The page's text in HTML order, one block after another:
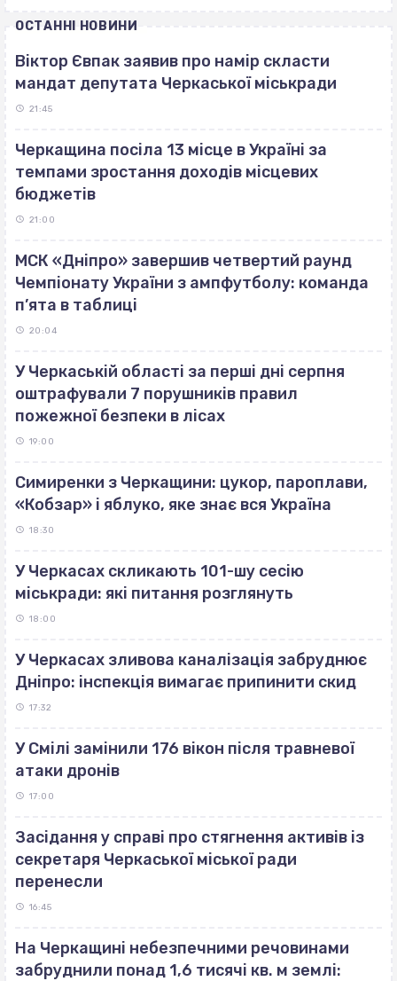
ОСТАННІ НОВИНИ
Віктор Євпак заявив про намір скласти
мандат депутата Черкаської міськради
21:45
Черкащина посіла 13 місце в Україні за
темпами зростання доходів місцевих
бюджетів
21:00
МСК «Дніпро» завершив четвертий раунд
Чемпіонату України з ампфутболу: команда
п’ята в таблиці
20:04
У Черкаській області за перші дні серпня
оштрафували 7 порушників правил
пожежної безпеки в лісах
19:00
Симиренки з Черкащини: цукор, пароплави,
«Кобзар» і яблуко, яке знає вся Україна
18:30
У Черкасах скликають 101-шу сесію
міськради: які питання розглянуть
18:00
У Черкасах зливова каналізація забруднює
Дніпро: інспекція вимагає припинити скид
17:32
У Смілі замінили 176 вікон після травневої
атаки дронів
17:00
Засідання у справі про стягнення активів із
секретаря Черкаської міської ради
перенесли
16:45
На Черкащині небезпечними речовинами
забруднили понад 1,6 тисячі кв. м землі: